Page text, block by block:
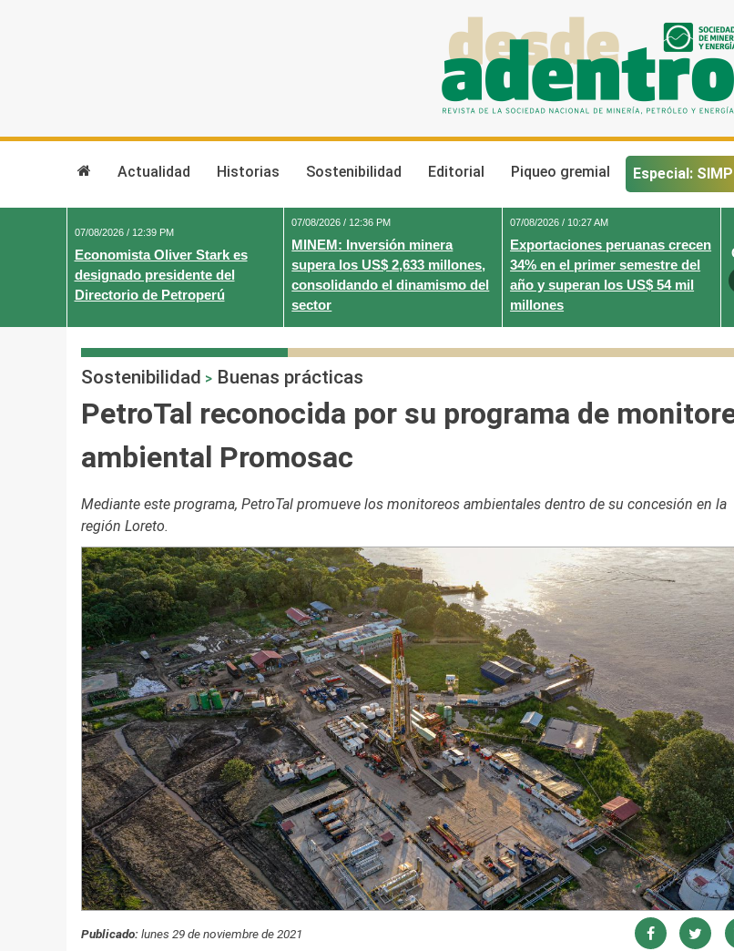
Actualidad Historias Sostenibilidad Editorial Piqueo gremial Especial:
07/08/2026 / 12:39 PM
Economista Oliver Stark es
designado presidente del
Directorio de Petroperú
07/08/2026 / 12:36 PM
MINEM: Inversión minera
supera los US$ 2,633 millones,
consolidando el dinamismo del
sector
07/08/2026 / 10:27 AM
Exportaciones peruanas crecen
34% en el primer semestre del
año y superan los US$ 54 mil
millones
Sostenibilidad > Buenas prácticas
PetroTal reconocida por su programa de
ambiental Promosac
Mediante este programa, PetroTal promueve los monitoreos ambientales dentro de su concesión en la
región Loreto.
Publicado:lunes 29 de noviembre de 2021